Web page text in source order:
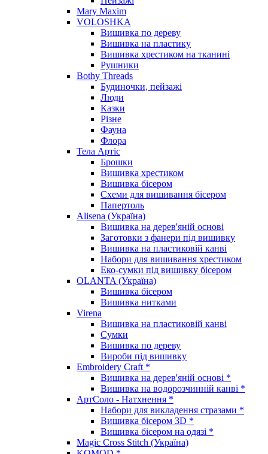
Mary Maxim
VOLOSHKA
Вишивка по дереву
Вишивка на пластику
Вишивка хрестиком на тканині
Рушники
Bothy Threads
Будиночки, пейзажі
Люди
Казки
Різне
Фауна
Флора
Тела Артіс
Брошки
Вишивка хрестиком
Вишивка бісером
Схеми для вишивання бісером
Папертоль
Alisena (Україна)
Вишивка на дерев'яній основі
Заготовки з фанери під вишивку
Вишивка на пластиковій канві
Набори для вишивання хрестиком
Еко-сумки під вишивку бісером
OLANTA (Україна)
Вишивка бісером
Вишивка нитками
Virena
Вишивка на пластиковій канві
Сумки
Вишивка по дереву
Вироби під вишивку
Embroidery Craft *
Вишивка на дерев'яній основі *
Вишивка на водорозчинній канві *
АртСоло - Натхнення *
Набори для викладення стразами *
Вишивка бісером 3D *
Вишивка бісером на одязі *
Magic Cross Stitch (Україна)